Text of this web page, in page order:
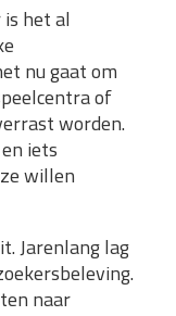
het al
nu gaat om
of
worden.
iets
willen
Jarenlang lag
naar